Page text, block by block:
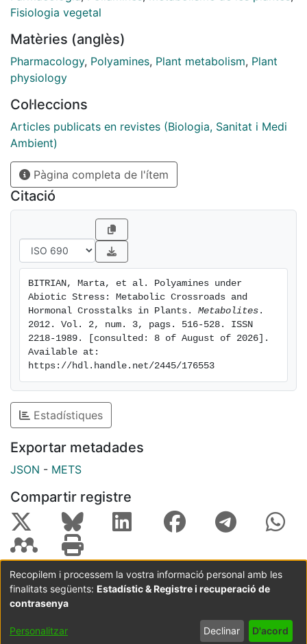
which is required to understand the multiple ways by
participate in plant stress responses.
Fisiologia vegetal
Matèries (anglès)
Pharmacology, Polyamines, Plant metabolism, Plant
physiology
Col·leccions
Articles publicats en revistes (Biologia, Sanitat i Medi
Ambient)
Pàgina completa de l'ítem
Citació
BITRIAN, Marta, et al. Polyamines under
Abiotic Stress: Metabolic Crossroads and
Hormonal Crosstalks in Plants. Metabolites .
2012. Vol. 2, num. 3, pags. 516-528. ISSN
2218-1989. [consulted: 8 of August of 2026].
Available at:
https://hdl.handle.net/2445/176553
Estadístiques
Exportar metadades
JSON - METS
Compartir registre
Coordinació:CRAI UB Avís legal
Metadades
subjectes a:
Configuració
de cookies
privadesa
Recopilem i processem la vostra informació personal amb les
finalitats següents: Estadístic & Registre i recuperació de
contrasenya
Personalitzar Declinar D'acord